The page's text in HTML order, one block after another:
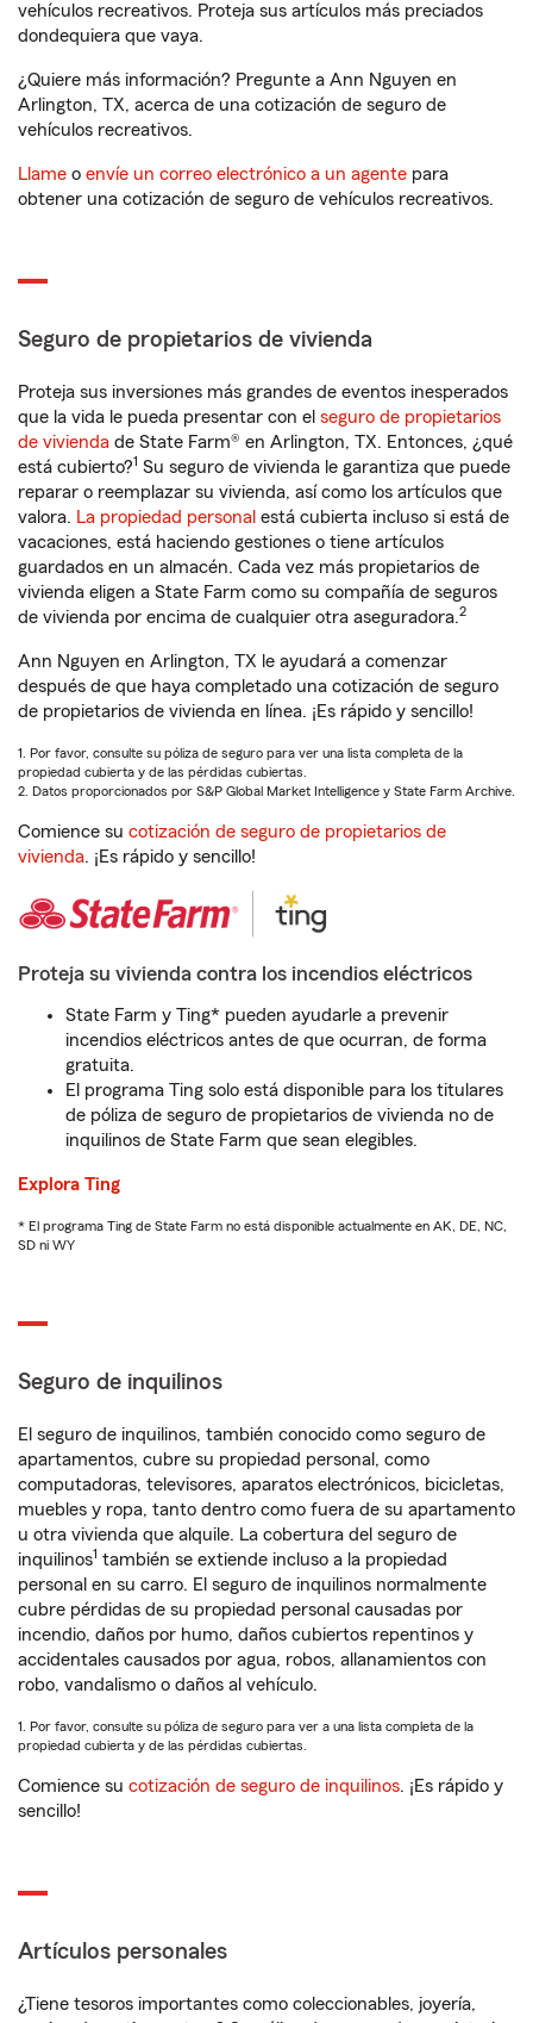
vehículos recreativos. Proteja sus artículos más preciados
dondequiera que vaya.
¿Quiere más información? Pregunte a Ann Nguyen en
Arlington, TX, acerca de una cotización de seguro de
vehículos recreativos.
Llame o envíe un correo electrónico a un agente para
obtener una cotización de seguro de vehículos recreativos.
Seguro de propietarios de vivienda
Proteja sus inversiones más grandes de eventos inesperados
que la vida le pueda presentar con el seguro de propietarios
de vivienda de State Farm® en Arlington, TX. Entonces, ¿qué
está cubierto?1 Su seguro de vivienda le garantiza que puede
reparar o reemplazar su vivienda, así como los artículos que
valora. La propiedad personal está cubierta incluso si está de
vacaciones, está haciendo gestiones o tiene artículos
guardados en un almacén. Cada vez más propietarios de
vivienda eligen a State Farm como su compañía de seguros
de vivienda por encima de cualquier otra aseguradora.2
Ann Nguyen en Arlington, TX le ayudará a comenzar
después de que haya completado una cotización de seguro
de propietarios de vivienda en línea. ¡Es rápido y sencillo!
1. Por favor, consulte su póliza de seguro para ver una lista completa de la
propiedad cubierta y de las pérdidas cubiertas.
2. Datos proporcionados por S&P Global Market Intelligence y State Farm Archive.
Comience su cotización de seguro de propietarios de
vivienda. ¡Es rápido y sencillo!
Proteja su vivienda contra los incendios eléctricos
State Farm y Ting* pueden ayudarle a prevenir
incendios eléctricos antes de que ocurran, de forma
gratuita.
El programa Ting solo está disponible para los titulares
de póliza de seguro de propietarios de vivienda no de
inquilinos de State Farm que sean elegibles.
Explora Ting
* El programa Ting de State Farm no está disponible actualmente en AK, DE, NC,
SD ni WY
Seguro de inquilinos
El seguro de inquilinos, también conocido como seguro de
apartamentos, cubre su propiedad personal, como
computadoras, televisores, aparatos electrónicos, bicicletas,
muebles y ropa, tanto dentro como fuera de su apartamento
u otra vivienda que alquile. La cobertura del seguro de
inquilinos1 también se extiende incluso a la propiedad
personal en su carro. El seguro de inquilinos normalmente
cubre pérdidas de su propiedad personal causadas por
incendio, daños por humo, daños cubiertos repentinos y
accidentales causados por agua, robos, allanamientos con
robo, vandalismo o daños al vehículo.
1. Por favor, consulte su póliza de seguro para ver a una lista completa de la
propiedad cubierta y de las pérdidas cubiertas.
Comience su cotización de seguro de inquilinos. ¡Es rápido y
sencillo!
Artículos personales
¿Tiene tesoros importantes como coleccionables, joyería,